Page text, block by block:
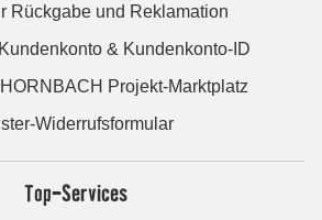
Rückgabe und Reklamation
& Kundenkonto-ID
Projekt-Marktplatz
Widerrufsformular
Top-Services